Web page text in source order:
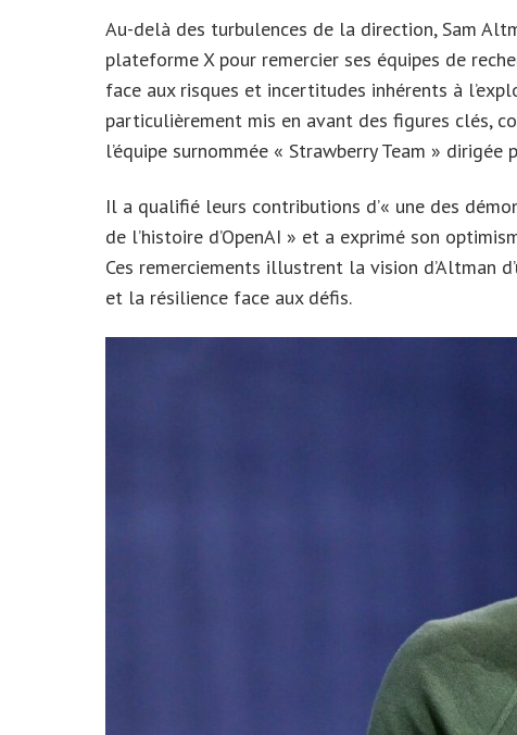
Au-delà des turbulences de la direction, Sam
plateforme X pour remercier ses équipes de
face aux risques et incertitudes inhérents à
particulièrement mis en avant des figures clés,
l’équipe surnommée « Strawberry Team » dirigée
Il a qualifié leurs contributions d’« une des
de l’histoire d’OpenAI » et a exprimé son
Ces remerciements illustrent la vision d’Altman
et la résilience face aux défis.